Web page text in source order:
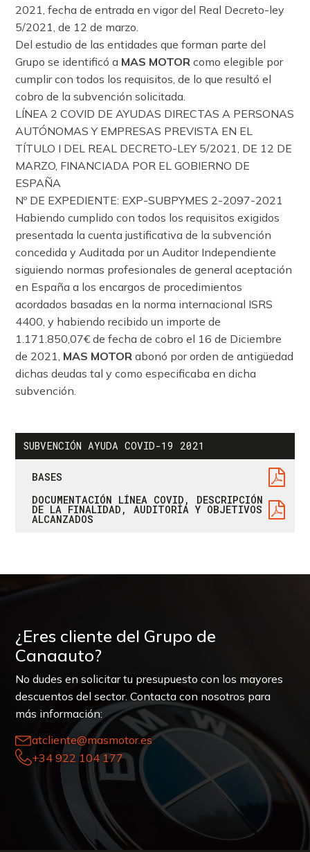
2021, fecha de entrada en vigor del Real Decreto-ley
5/2021, de 12 de marzo.
Del estudio de las entidades que forman parte del
Grupo se identificó a MAS MOTOR como elegible por
cumplir con todos los requisitos, de lo que resultó el
cobro de la subvención solicitada.
LÍNEA 2 COVID DE AYUDAS DIRECTAS A PERSONAS
AUTÓNOMAS Y EMPRESAS PREVISTA EN EL
TÍTULO I DEL REAL DECRETO-LEY 5/2021, DE 12 DE
MARZO, FINANCIADA POR EL GOBIERNO DE
ESPAÑA
Nº DE EXPEDIENTE: EXP-SUBPYMES 2-2097-2021
Habiendo cumplido con todos los requisitos exigidos
presentada la cuenta justificativa de la subvención
concedida y Auditada por un Auditor Independiente
siguiendo normas profesionales de general aceptación
en España a los encargos de procedimientos
acordados basadas en la norma internacional ISRS
4400, y habiendo recibido un importe de
1.171.850,07€ de fecha de cobro el 16 de Diciembre
de 2021, MAS MOTOR abonó por orden de antigüedad
dichas deudas tal y como especificaba en dicha
subvención.
SUBVENCIÓN AYUDA COVID-19 2021
BASES
DOCUMENTACIÓN LÍNEA COVID, DESCRIPCIÓN
DE LA FINALIDAD, AUDITORÍA Y OBJETIVOS
ALCANZADOS
¿Eres cliente del Grupo de
Canaauto?
No dudes en solicitar tu presupuesto con los mayores
descuentos del sector. Contacta con nosotros para
más información:
atcliente@masmotor.es
+34 922 104 177